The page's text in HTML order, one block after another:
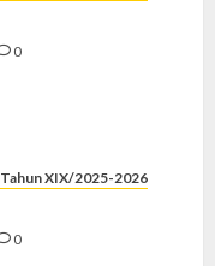
0
Tahun XIX/2025-2026
0